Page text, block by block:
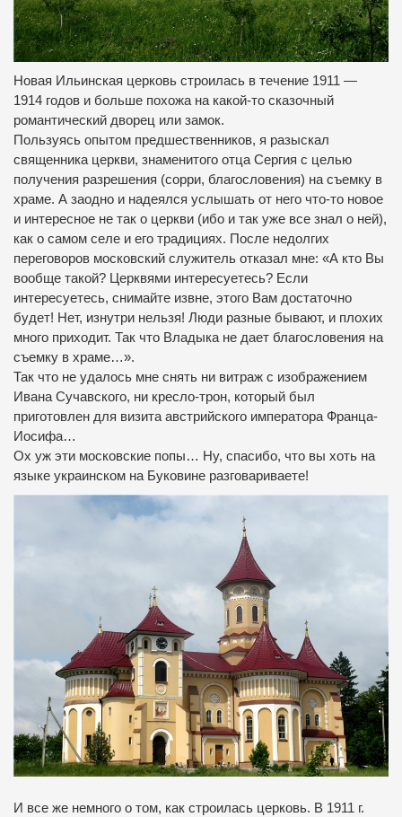
Новая Ильинская церковь строилась в течение 1911 —
1914 годов и больше похожа на какой-то сказочный
романтический дворец или замок.
Пользуясь опытом предшественников, я разыскал
священника церкви, знаменитого отца Сергия с целью
получения разрешения (сорри, благословения) на съемку в
храме. А заодно и надеялся услышать от него что-то новое
и интересное не так о церкви (ибо и так уже все знал о ней),
как о самом селе и его традициях. После недолгих
переговоров московский служитель отказал мне: «А кто Вы
вообще такой? Церквями интересуетесь? Если
интересуетесь, снимайте извне, этого Вам достаточно
будет! Нет, изнутри нельзя! Люди разные бывают, и плохих
много приходит. Так что Владыка не дает благословения на
съемку в храме…».
Так что не удалось мне снять ни витраж с изображением
Ивана Сучавского, ни кресло-трон, который был
приготовлен для визита австрийского императора Франца-
Иосифа…
Ох уж эти московские попы… Ну, спасибо, что вы хоть на
языке украинском на Буковине разговариваете!
И все же немного о том, как строилась церковь. В 1911 г.